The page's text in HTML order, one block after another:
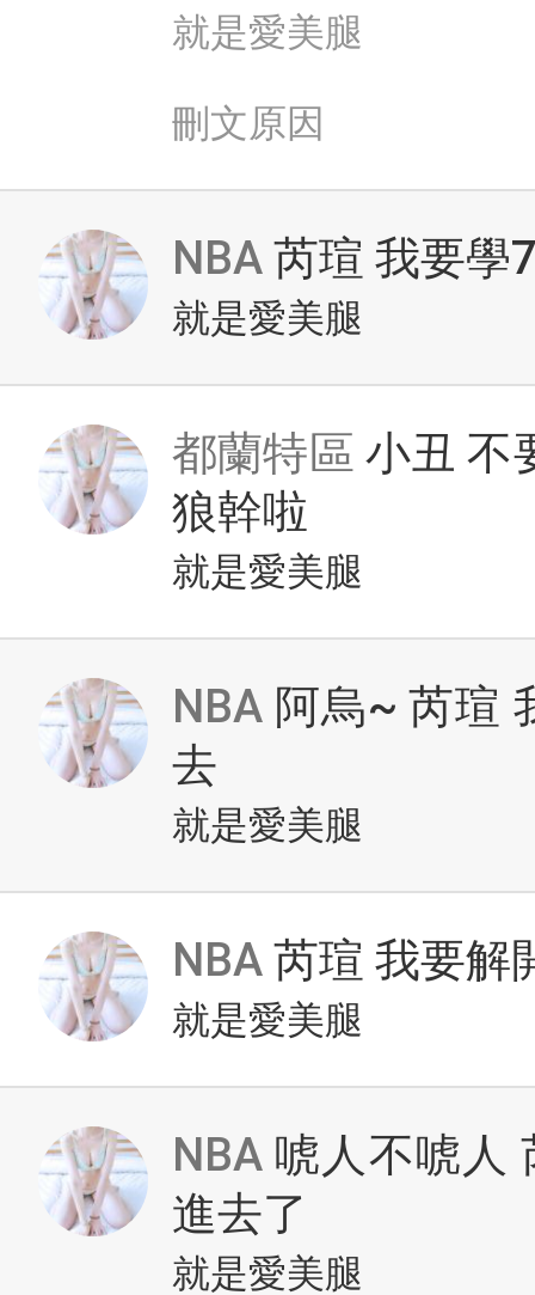
就是愛美腿
刪文原因
NBA 芮瑄 我要學
就是愛美腿
都蘭特區 小丑 不
狼幹啦
就是愛美腿
NBA 阿烏~ 芮瑄
去
就是愛美腿
NBA 芮瑄 我要解
就是愛美腿
NBA 唬人不唬人
進去了
就是愛美腿